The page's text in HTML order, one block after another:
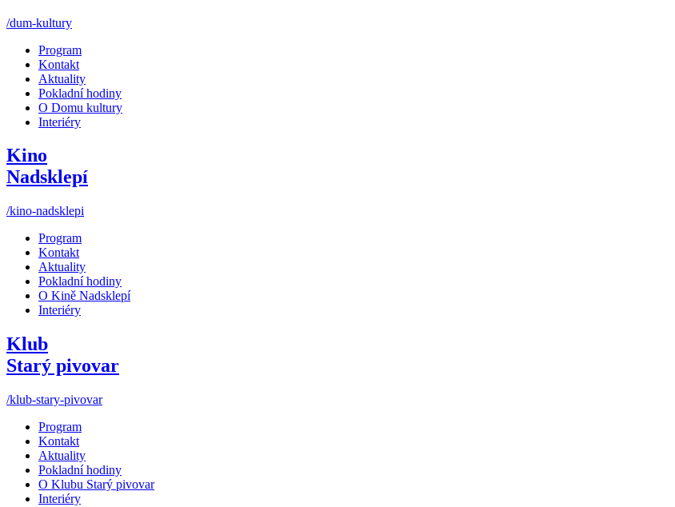
/dum-kultury
Program
Kontakt
Aktuality
Pokladní hodiny
O Domu kultury
Interiéry
Kino
Nadsklepí
/kino-nadsklepi
Program
Kontakt
Aktuality
Pokladní hodiny
O Kině Nadsklepí
Interiéry
Klub
Starý pivovar
/klub-stary-pivovar
Program
Kontakt
Aktuality
Pokladní hodiny
O Klubu Starý pivovar
Interiéry